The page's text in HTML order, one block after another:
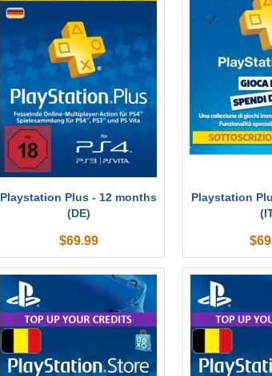
Playstation Plus - 12 months
(DE)
$69.99
Playstation
$